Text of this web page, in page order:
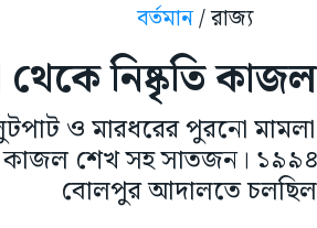
বর্তমান/ রাজ্য
নিষ্কৃতি
ও মারধরের পুরনো
কাজল শেখ সহ সাতজন। ১৯৯৪
বোলপুর আদালতে